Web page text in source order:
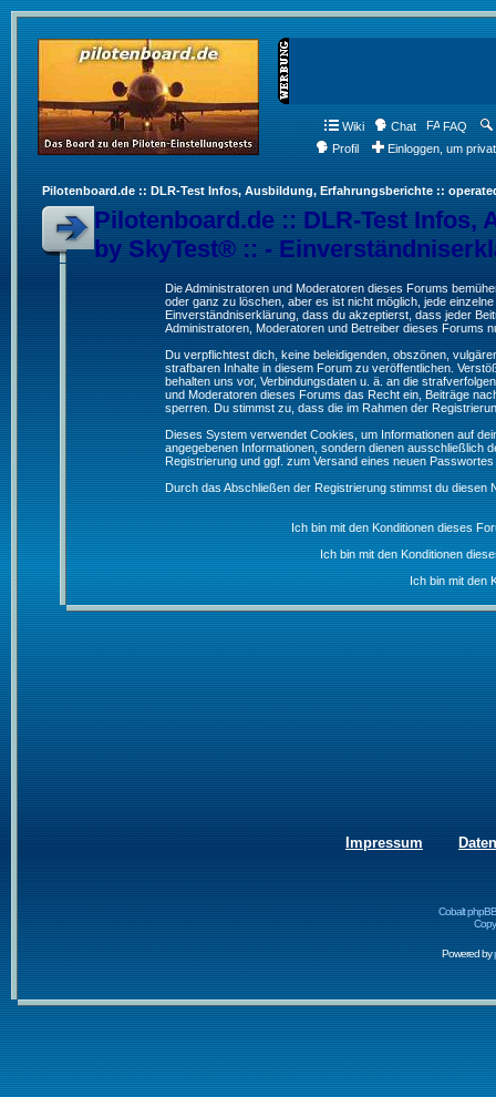
Wiki Chat FAQ
Profil
Einloggen, um
Pilotenboard.de :: DLR-Test Infos, Ausbildung, Erfahrungsberichte ::
Pilotenboard.de :: DLR-Test
by SkyTest® :: -
Die Administratoren und Moderatoren dieses Forums
oder ganz zu löschen, aber es ist nicht möglich, jede
Einverständniserklärung, dass du akzeptierst, dass jeder
Administratoren, Moderatoren und Betreiber dieses Forums
Du verpflichtest dich, keine beleidigenden, obszönen,
strafbaren Inhalte in diesem Forum zu veröffentlichen.
behalten uns vor, Verbindungsdaten u. ä. an die
und Moderatoren dieses Forums das Recht ein, Beiträge
sperren. Du stimmst zu, dass die im Rahmen der
Dieses System verwendet Cookies, um Informationen auf
angegebenen Informationen, sondern dienen ausschließlich
Registrierung und ggf. zum Versand eines neuen
Durch das Abschließen der Registrierung stimmst du diesen
Ich bin mit den Konditionen dieses
Ich bin mit den Konditionen
Ich bin mit den
Impressum
Cobalt
Powered by